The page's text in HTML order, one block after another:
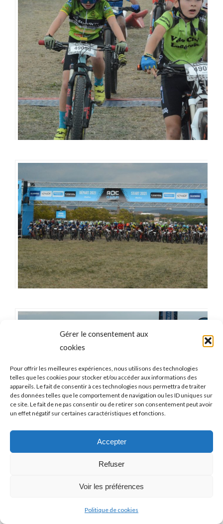
Gérer le consentement aux
cookies
Pour offrir les meilleures expériences, nous utilisons des technologies
telles que les cookies pour stocker et/ou accéder aux informations des
appareils. Le fait de consentir à ces technologies nous permettra de traiter
des données telles que le comportement de navigation ou les ID uniques sur
ce site. Le fait de ne pas consentir ou de retirer son consentement peut avoir
un effet négatif sur certaines caractéristiques et fonctions.
Accepter
Refuser
Voir les préférences
Politique de cookies